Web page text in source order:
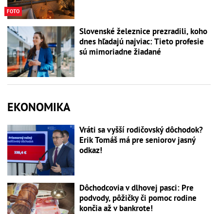
FOTO
Slovenské železnice prezradili, koho
dnes hľadajú najviac: Tieto profesie
sú mimoriadne žiadané
EKONOMIKA
Vráti sa vyšší rodičovský dôchodok?
Erik Tomáš má pre seniorov jasný
odkaz!
Dôchodcovia v dlhovej pasci: Pre
podvody, pôžičky či pomoc rodine
končia až v bankrote!